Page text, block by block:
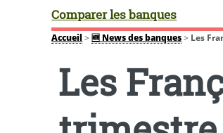
Comparer les banques
Accueil >🆕 News des banques> Les
Les